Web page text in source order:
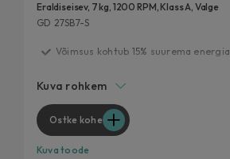
Eraldiseisev, 7 kg, 1200 RPM, Klass A, Valge
GD 27SB7-S
Võimsus kohtub 15% suurema
Eemalda 99% igapäevastest
Hügieenilised funktsioonid
Kuva rohkem
Ostke kohe
Kuva toode